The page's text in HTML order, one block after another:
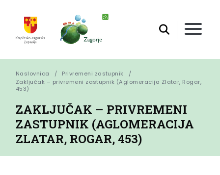
Naslovnica
Privremeni zastupnik
Zaključak – privremeni zastupnik (Aglomeracija Zlatar, Rogar,
453)
ZAKLJUČAK – PRIVREMENI
ZASTUPNIK (AGLOMERACIJA
ZLATAR, ROGAR, 453)